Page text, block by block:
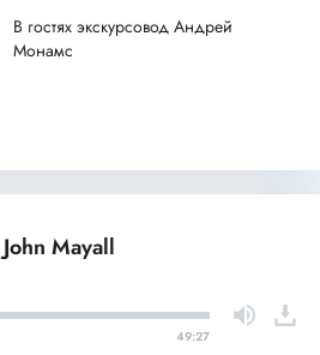
В гостях экскурсовод Андрей
Монамс
Mayall
49:27